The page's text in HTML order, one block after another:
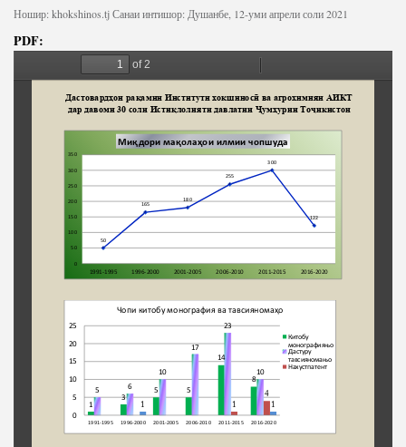
Ношир: khokshinos.tjСанаи интишор: Душанбе, 12-уми апрели соли 2021
PDF: